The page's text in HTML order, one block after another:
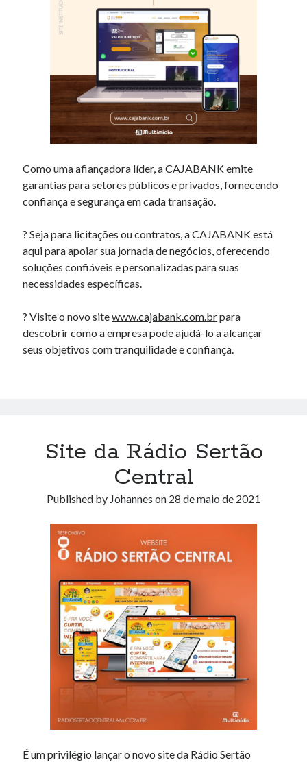
Como uma afiançadora líder, a CAJABANK emite
garantias para setores públicos e privados, fornecendo
confiança e segurança em cada transação.
? Seja para licitações ou contratos, a CAJABANK está
aqui para apoiar sua jornada de negócios, oferecendo
soluções confiáveis e personalizadas para suas
necessidades específicas.
? Visite o novo sitewww.cajabank.com.brpara
descobrir como a empresa pode ajudá-lo a alcançar
seus objetivos com tranquilidade e confiança.
Site da Rádio Sertão
Central
Published by Johannes on 28 de maio de 2021
É um privilégio lançar o novo site da Rádio Sertão